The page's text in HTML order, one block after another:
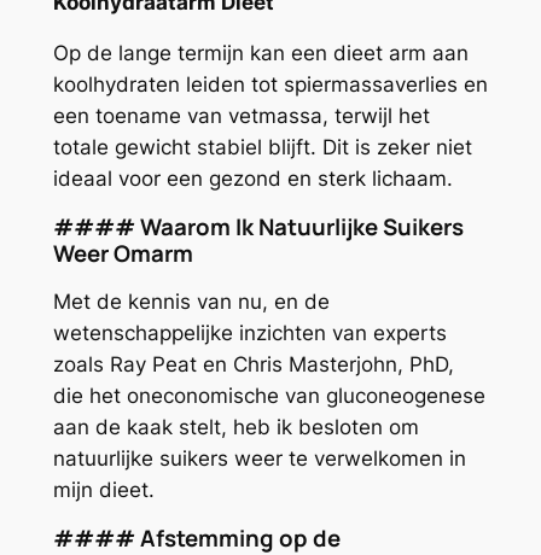
Op de lange termijn kan een dieet arm aan
koolhydraten leiden tot spiermassaverlies en
een toename van vetmassa, terwijl het
totale gewicht stabiel blijft. Dit is zeker niet
ideaal voor een gezond en sterk lichaam.
#### Waarom Ik Natuurlijke Suikers
Weer Omarm
Met de kennis van nu, en de
wetenschappelijke inzichten van experts
zoals Ray Peat en Chris Masterjohn, PhD,
die het oneconomische van gluconeogenese
aan de kaak stelt, heb ik besloten om
natuurlijke suikers weer te verwelkomen in
mijn dieet.
#### Afstemming op de